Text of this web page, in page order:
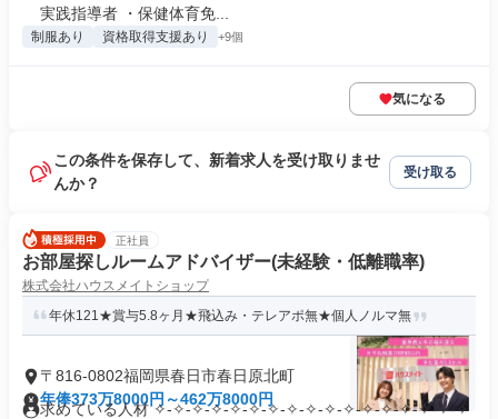
実践指導者 ・保健体育免...
制服あり 資格取得支援あり +9個
気になる
この条件を保存して、新着求人を受け取りませ
んか？
受け取る
正社員
お部屋探しルームアドバイザー(未経験・低離職率)
株式会社ハウスメイトショップ
年休121★賞与5.8ヶ月★飛込み・テレアポ無★個人ノルマ無
〒816-0802福岡県春日市春日原北町
年俸373万8000円～462万8000円
求めている人材 ✧-✧-✧-✧-✧-✧-✧-✧-✧-✧-✧-✧-✧-✧-✧-✧-✧